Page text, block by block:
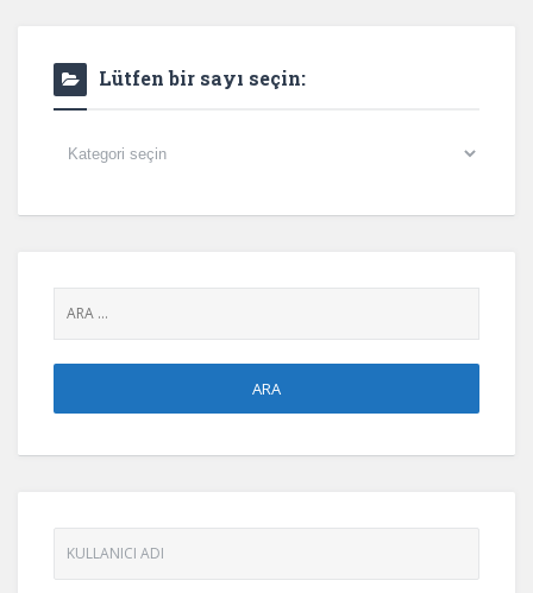
Lütfen bir sayı seçin:
Lütfen